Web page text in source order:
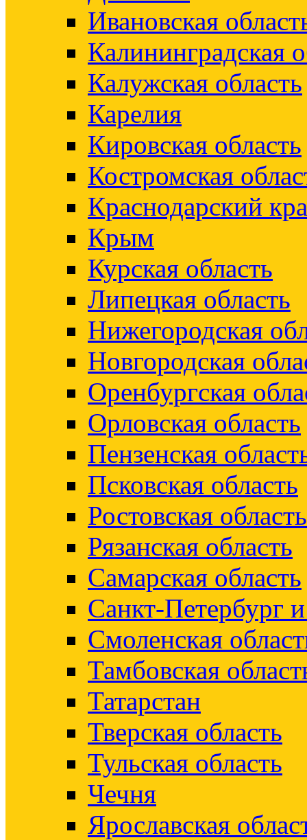
Ивановская
Калининградская
Калужская область
Карелия
Кировская область
Костромская
Краснодарский
Крым
Курская область
Липецкая область
Нижегородская
Новгородская
Оренбургская
Орловская область
Пензенская
Псковская область
Ростовская область
Рязанская область
Самарская область
Санкт-Петербург
Смоленская
Тамбовская
Татарстан
Тверская область
Тульская область
Чечня
Ярославская